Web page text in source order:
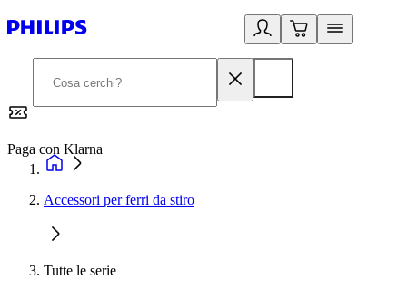
Paga con Klarna
Accessori per ferri da stiro
Tutte le serie